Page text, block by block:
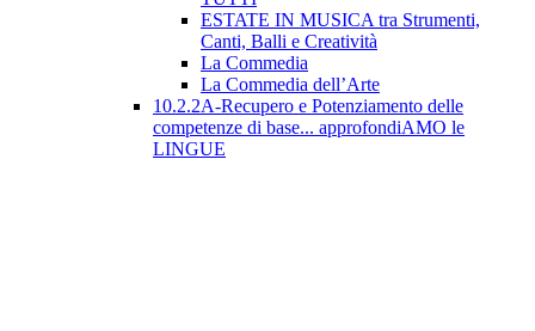
ESTATE IN MUSICA tra Strumenti,
Canti, Balli e Creatività
La Commedia
La Commedia dell’Arte
10.2.2A-Recupero e Potenziamento delle
competenze di base... approfondiAMO le
LINGUE